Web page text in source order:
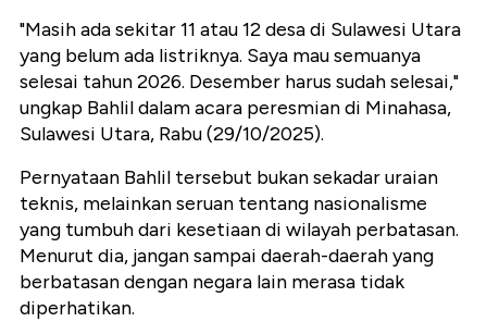
"Masih ada sekitar 11 atau 12 desa di Sulawesi Utara
yang belum ada listriknya. Saya mau semuanya
selesai tahun 2026. Desember harus sudah selesai,"
ungkap Bahlil dalam acara peresmian di Minahasa,
Sulawesi Utara, Rabu (29/10/2025).
Pernyataan Bahlil tersebut bukan sekadar uraian
teknis, melainkan seruan tentang nasionalisme
yang tumbuh dari kesetiaan di wilayah perbatasan.
Menurut dia, jangan sampai daerah-daerah yang
berbatasan dengan negara lain merasa tidak
diperhatikan.